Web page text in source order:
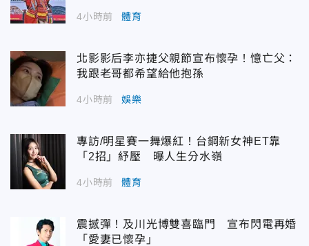
4小時前 體育
北影影后李亦捷父親節宣布懷孕！憶亡父：
我跟老哥都希望給他抱孫
4小時前 娛樂
專訪/明星賽一舞爆紅！台鋼新女神ET靠
「2招」紓壓 曝人生分水嶺
4小時前 體育
震撼彈！及川光博雙喜臨門 宣布閃電再婚
「愛妻已懷孕」